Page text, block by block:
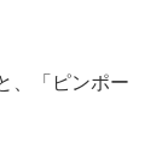
、「ピンポー